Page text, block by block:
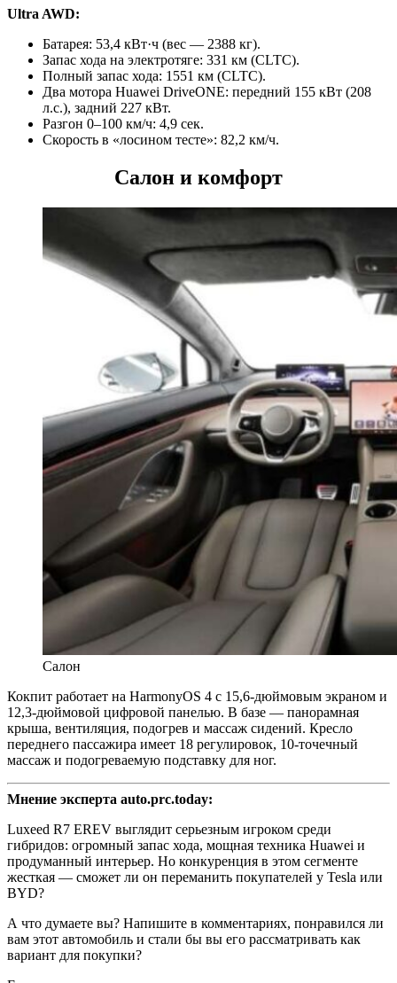
Ultra AWD:
Батарея: 53,4 кВт·ч (вес — 2388 кг).
Запас хода на электротяге: 331 км (CLTC).
Полный запас хода: 1551 км (CLTC).
Два мотора Huawei DriveONE: передний 155 кВт (208
л.с.), задний 227 кВт.
Разгон 0–100 км/ч: 4,9 сек.
Скорость в «лосином тесте»: 82,2 км/ч.
Салон и комфорт
Салон
Кокпит работает на HarmonyOS 4 с 15,6-дюймовым экраном и
12,3-дюймовой цифровой панелью. В базе — панорамная
крыша, вентиляция, подогрев и массаж сидений. Кресло
переднего пассажира имеет 18 регулировок, 10-точечный
массаж и подогреваемую подставку для ног.
Мнение эксперта auto.prc.today:
Luxeed R7 EREV выглядит серьезным игроком среди
гибридов: огромный запас хода, мощная техника Huawei и
продуманный интерьер. Но конкуренция в этом сегменте
жесткая — сможет ли он переманить покупателей у Tesla или
BYD?
А что думаете вы? Напишите в комментариях, понравился ли
вам этот автомобиль и стали бы вы его рассматривать как
вариант для покупки?